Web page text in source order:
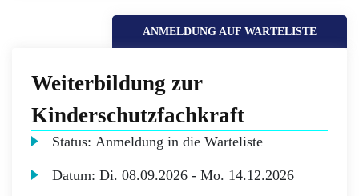
ANMELDUNG AUF WARTELISTE
Weiterbildung zur
Kinderschutzfachkraft
Status:Anmeldung in die Warteliste
Datum:Di. 08.09.2026 -Mo. 14.12.2026